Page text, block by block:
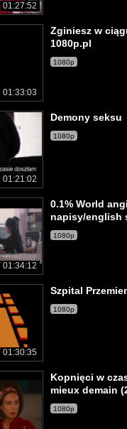
01:27:52
01:33:03
Zginiesz w
1080p.pl
1080p
01:21:02
Demony seksu
1080p
01:34:12
0.1% World
napisy/english
1080p
01:30:35
Szpital
1080p
Kopnięci w
mieux demain
1080p